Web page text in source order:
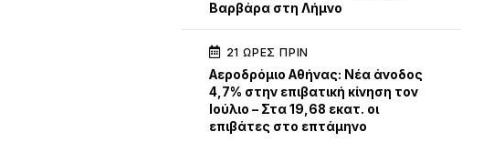
Βαρβάρα στη Λήμνο
21 ΏΡΕΣ ΠΡΙΝ
Αεροδρόμιο Αθήνας: Νέα άνοδος
4,7% στην επιβατική κίνηση τον
Ιούλιο – Στα 19,68 εκατ. οι
επιβάτες στο επτάμηνο